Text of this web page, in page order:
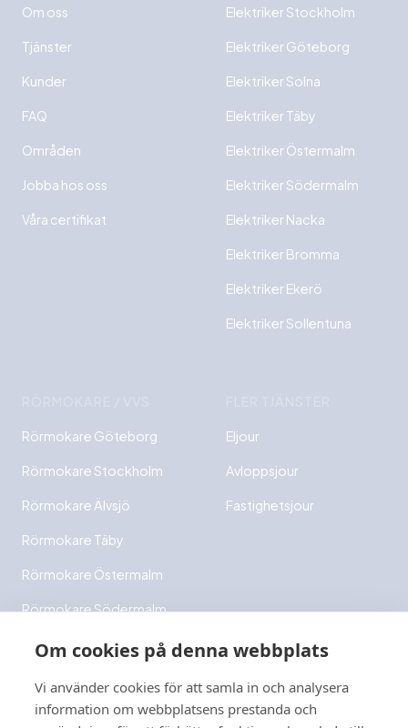
Om cookies på denna webbplats
Vi använder cookies för att samla in och analysera
information om webbplatsens prestanda och
Om oss
Tjänster
Kunder
FAQ
Områden
Jobba hos oss
Våra certifikat
Elektriker Stockholm
Elektriker Göteborg
Elektriker Solna
Elektriker Täby
Elektriker Östermalm
Elektriker Södermalm
Elektriker Nacka
Elektriker Bromma
Elektriker Ekerö
Elektriker Sollentuna
Rörmokare Göteborg
Rörmokare Stockholm
Rörmokare Älvsjö
Rörmokare Täby
Rörmokare Östermalm
Rörmokare Södermalm
Rörmokare Bromma
Rörmokare Danderyd
Eljour
Avloppsjour
Fastighetsjour